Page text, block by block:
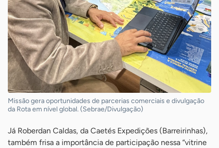
Missão gera oportunidades de parcerias comerciais e divulgação
da Rota em nível global. (Sebrae/Divulgação)
Já Roberdan Caldas, da Caetés Expedições (Barreirinhas),
também frisa a importância de participação nessa “vitrine